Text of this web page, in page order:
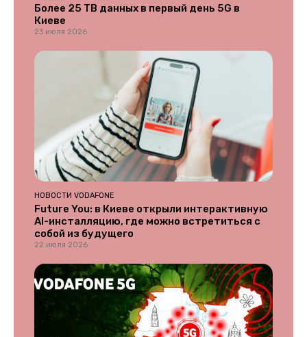
Более 25 ТВ данных в первый день 5G в
Киеве
23 июля 2026
НОВОСТИ VODAFONE
Future You: в Киеве открыли интерактивную
AI-инсталляцию, где можно встретиться с
собой из будущего
22 июля 2026